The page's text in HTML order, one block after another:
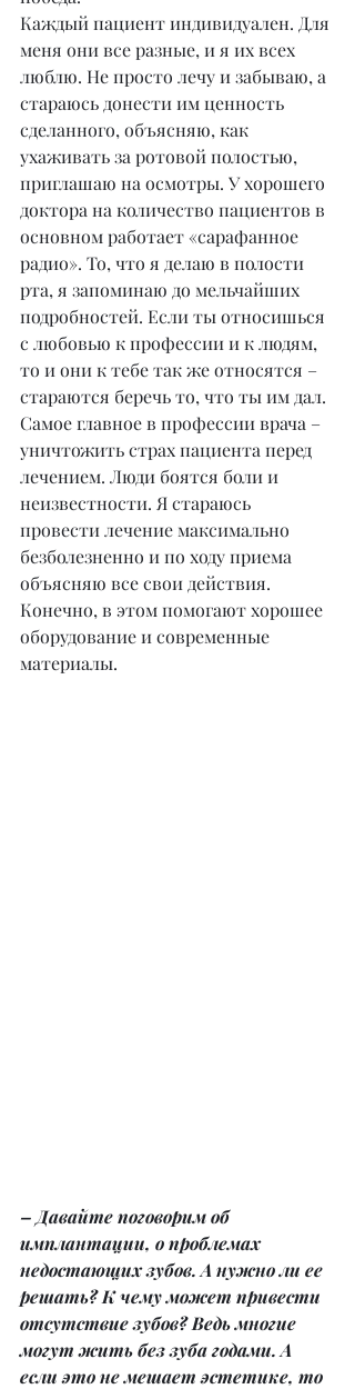
Каждый пациент индивидуален. Для
меня они все разные, и я их всех
люблю. Не просто лечу и забываю, а
стараюсь донести им ценность
сделанного, объясняю, как
ухаживать за ротовой полостью,
приглашаю на осмотры. У хорошего
доктора на количество пациентов в
основном работает «сарафанное
радио». То, что я делаю в полости
рта, я запоминаю до мельчайших
подробностей. Если ты относишься
с любовью к профессии и к людям,
то и они к тебе так же относятся –
стараются беречь то, что ты им дал.
Самое главное в профессии врача –
уничтожить страх пациента перед
лечением. Люди боятся боли и
неизвестности. Я стараюсь
провести лечение максимально
безболезненно и по ходу приема
объясняю все свои действия.
Конечно, в этом помогают хорошее
оборудование и современные
материалы.
– Давайте поговорим об
имплантации, о проблемах
недостающих зубов. А нужно ли ее
решать? К чему может привести
отсутствие зубов? Ведь многие
могут жить без зуба годами. А
если это не мешает эстетике, то